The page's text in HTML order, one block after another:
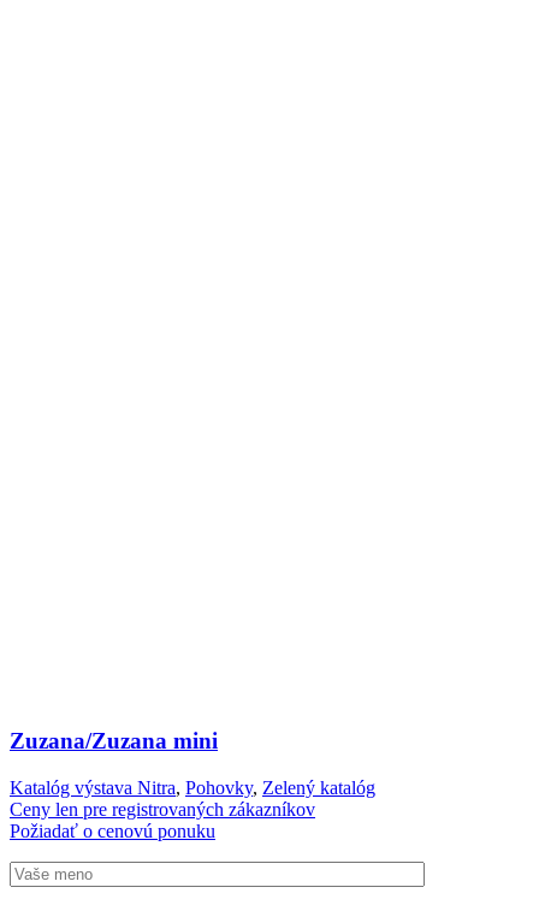
Zuzana/Zuzana mini
Katalóg výstava Nitra, Pohovky, Zelený katalóg
Ceny len pre registrovaných zákazníkov
Požiadať o cenovú ponuku